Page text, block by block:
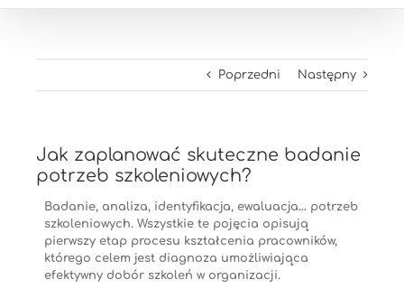
Poprzedni Następny
Jak zaplanować skuteczne badanie
potrzeb szkoleniowych?
Badanie, analiza, identyfikacja, ewaluacja… potrzeb
szkoleniowych. Wszystkie te pojęcia opisują
pierwszy etap procesu kształcenia pracowników,
którego celem jest diagnoza umożliwiająca
efektywny dobór szkoleń w organizacji.